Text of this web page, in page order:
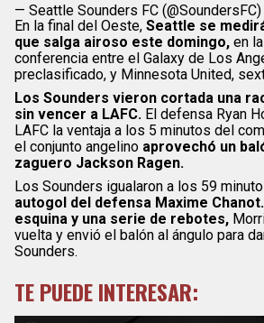
— Seattle Sounders FC (@SoundersFC)
En la final del Oeste, Seattle se
que salga airoso este domingo, en
conferencia entre el Galaxy de Los
preclasificado, y Minnesota United,
Los Sounders vieron cortada una
sin vencer a LAFC. El defensa Ryan
LAFC la ventaja a los 5 minutos del
el conjunto angelino aprovechó un
zaguero Jackson Ragen.
Los Sounders igualaron a los 59
autogol del defensa Maxime
esquina y una serie de rebotes,
vuelta y envió el balón al ángulo para
Sounders.
TE PUEDE INTERESAR: